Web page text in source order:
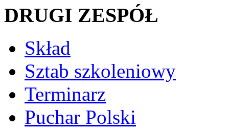
DRUGI ZESPÓŁ
Skład
Sztab szkoleniowy
Terminarz
Puchar Polski